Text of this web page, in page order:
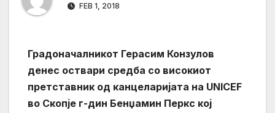
FEB 1, 2018
Градоначалникот Герасим Конзулов
денес оствари средба со високиот
претставник од канцеларијата на UNICEF
во Скопје г-дин Бенџамин Перкс кој